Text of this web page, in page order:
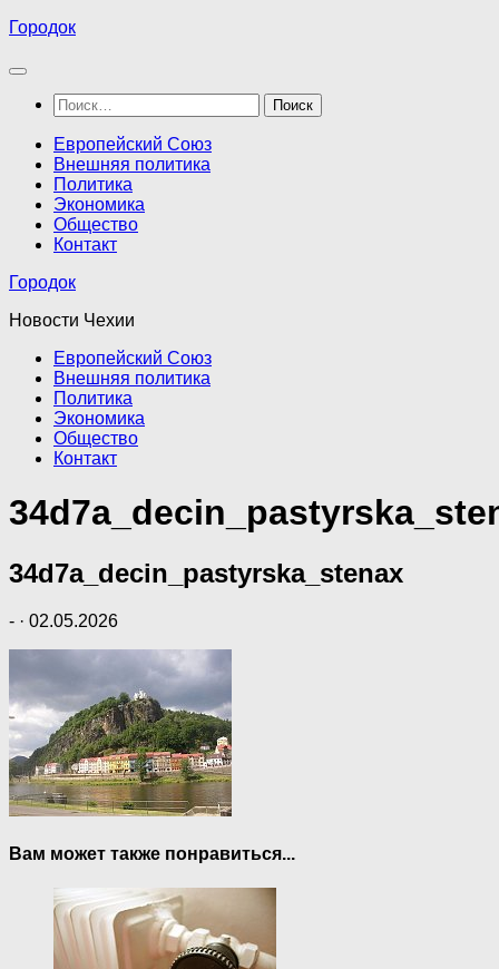
Перейти
содержимому
Городок
Найти:
Европейский Союз
Внешняя политика
Политика
Экономика
Общество
Контакт
Городок
Новости Чехии
Европейский Союз
Внешняя политика
Политика
Экономика
Общество
Контакт
34d7a_decin_pastyrska_stenax
- · 02.05.2026
Вам может также понравиться...